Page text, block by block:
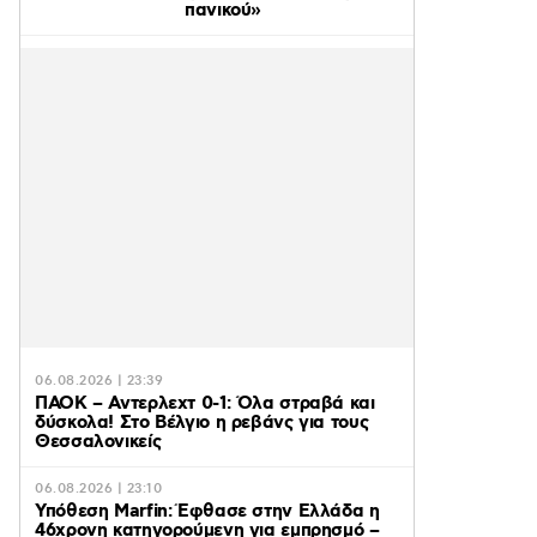
πανικού»
06.08.2026 | 23:39
ΠΑΟΚ – Αντερλεχτ 0-1: Όλα στραβά και
δύσκολα! Στο Βέλγιο η ρεβάνς για τους
Θεσσαλονικείς
06.08.2026 | 23:10
Υπόθεση Marfin: Έφθασε στην Ελλάδα η
46χρονη κατηγορούμενη για εμπρησμό –